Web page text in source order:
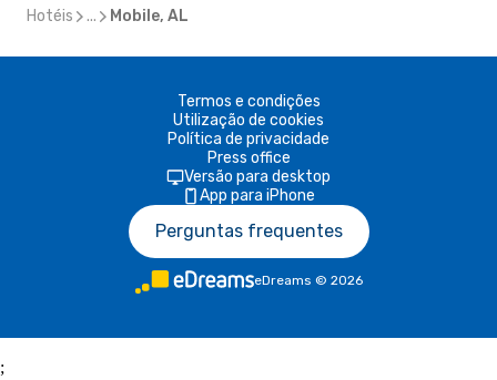
Hotéis ... Mobile, AL
Termos e condições
Utilização de cookies
Política de privacidade
Press office
Versão para desktop
App para iPhone
Perguntas frequentes
eDreams © 2026
;